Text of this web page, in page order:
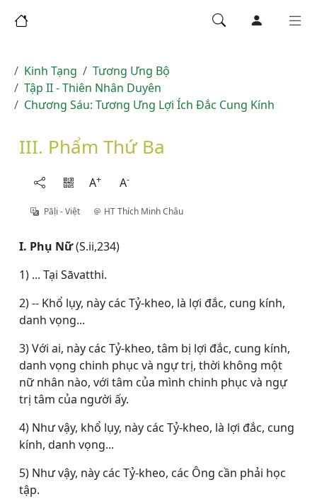
Kinh Tạng
Tương Ưng Bộ
Tập II - Thiên Nhân Duyên
Chương Sáu: Tương Ưng Lợi Ích Ðắc Cung Kính
III. Phẩm Thứ Ba
A+ A-
Pāḷi - Việt HT Thích Minh Châu
I. Phụ Nữ(S.ii,234)
1) ... Tại Sāvatthi.
2) -- Khổ lụy, này các Tỷ-kheo, là lợi đắc, cung kính,
danh vọng...
3) Với ai, này các Tỷ-kheo, tâm bị lợi đắc, cung kính,
danh vọng chinh phục và ngự trị, thời không một
nữ nhân nào, với tâm của mình chinh phục và ngự
trị tâm của người ấy.
4) Như vậy, khổ lụy, này các Tỷ-kheo, là lợi đắc, cung
kính, danh vọng...
5) Như vậy, này các Tỷ-kheo, các Ông cần phải học
tập.